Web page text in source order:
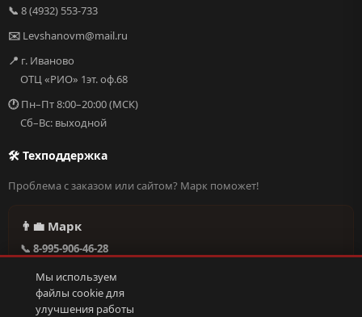
📞 8 (4932) 553-733
✉️ Levshanovm@mail.ru
📍 г. Иваново
ОТЦ «РИО» 1эт. оф.68
🕐Пн–Пт 8:00–20:00 (МСК)
Сб–Вс: выходной
🛠 Техподдержка
Проблема с заказом или сайтом? Марк поможет!
👨‍💼 Марк
📞 8-995-906-46-28
🕐 Круглосуточно, без выходных
Мы используем
файлы cookie для
улучшения работы